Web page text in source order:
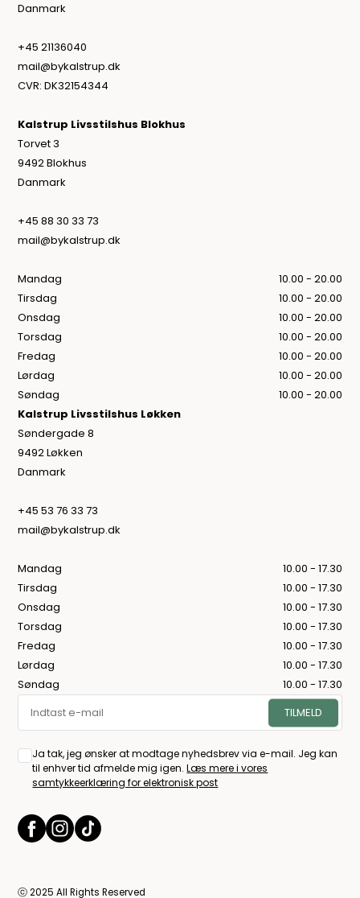
Danmark
+45 21136040
mail@bykalstrup.dk
CVR: DK32154344
Kalstrup Livsstilshus Blokhus
Torvet 3
9492 Blokhus
Danmark
+45 88 30 33 73
mail@bykalstrup.dk
Mandag
10.00 - 20.00
Tirsdag
10.00 - 20.00
Onsdag
10.00 - 20.00
Torsdag
10.00 - 20.00
Fredag
10.00 - 20.00
Lørdag
10.00 - 20.00
Søndag
10.00 - 20.00
Kalstrup Livsstilshus Løkken
Søndergade 8
9492 Løkken
Danmark
+45 53 76 33 73
mail@bykalstrup.dk
Mandag
10.00 - 17.30
Tirsdag
10.00 - 17.30
Onsdag
10.00 - 17.30
Torsdag
10.00 - 17.30
Fredag
10.00 - 17.30
Lørdag
10.00 - 17.30
Søndag
10.00 - 17.30
Ja tak, jeg ønsker at modtage nyhedsbrev via e-mail. Jeg kan
til enhver tid afmelde mig igen.Læs mere i vores
samtykkeerklæring for elektronisk post
ⓒ 2025 All Rights Reserved